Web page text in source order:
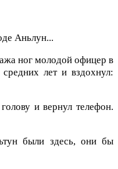
Аньлун...
ног молодой офицер в
лет и вздохнул:
и вернул телефон.
были здесь, они бы